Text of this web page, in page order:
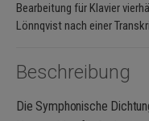
Bearbeitung für Klavier
Lönnqvist nach einer
Beschreibung
Die Symphonische